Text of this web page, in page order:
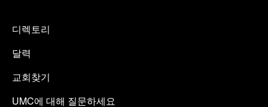
디렉토리
달력
교회찾기
UMC에 대해 질문하세요